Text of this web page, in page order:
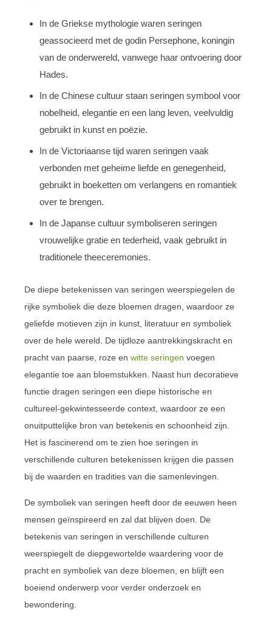
In de Griekse mythologie waren seringen
geassocieerd met de godin Persephone, koningin
van de onderwereld, vanwege haar ontvoering door
Hades.
In de Chinese cultuur staan seringen symbool voor
nobelheid, elegantie en een lang leven, veelvuldig
gebruikt in kunst en poëzie.
In de Victoriaanse tijd waren seringen vaak
verbonden met geheime liefde en genegenheid,
gebruikt in boeketten om verlangens en romantiek
over te brengen.
In de Japanse cultuur symboliseren seringen
vrouwelijke gratie en tederheid, vaak gebruikt in
traditionele theeceremonies.
De diepe betekenissen van seringen weerspiegelen de
rijke symboliek die deze bloemen dragen, waardoor ze
geliefde motieven zijn in kunst, literatuur en symboliek
over de hele wereld. De tijdloze aantrekkingskracht en
pracht van paarse, roze en witte seringen voegen
elegantie toe aan bloemstukken. Naast hun decoratieve
functie dragen seringen een diepe historische en
cultureel-gekwintesseerde context, waardoor ze een
onuitputtelijke bron van betekenis en schoonheid zijn.
Het is fascinerend om te zien hoe seringen in
verschillende culturen betekenissen krijgen die passen
bij de waarden en tradities van die samenlevingen.
De symboliek van seringen heeft door de eeuwen heen
mensen geïnspireerd en zal dat blijven doen. De
betekenis van seringen in verschillende culturen
weerspiegelt de diepgewortelde waardering voor de
pracht en symboliek van deze bloemen, en blijft een
boeiend onderwerp voor verder onderzoek en
bewondering.